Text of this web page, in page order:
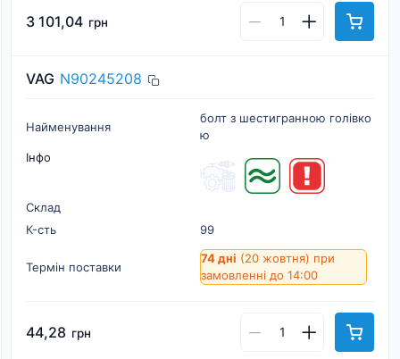
3 101,04 грн
VAG N90245208
Найменування
болт з шестигранною голівко
ю
Інфо
Склад
К-cть
99
Термін поставки
74 дні (20 жовтня) при
замовленні до 14:00
44,28 грн